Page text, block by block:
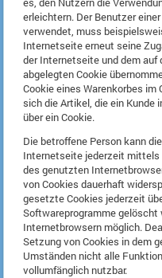
erleichtern. Der Benutzer
verwendet, muss
Internetseite erneut seine
der Internetseite und dem
abgelegten Cookie
Cookie eines Warenkorbes im
sich die Artikel, die ein Kunde
über ein Cookie.
Die betroffene Person kann
Internetseite jederzeit mittels
des genutzten
von Cookies dauerhaft
gesetzte Cookies jederzeit
Softwareprogramme gelöscht
Internetbrowsern möglich.
Setzung von Cookies in dem
Umständen nicht alle
vollumfänglich nutzbar.